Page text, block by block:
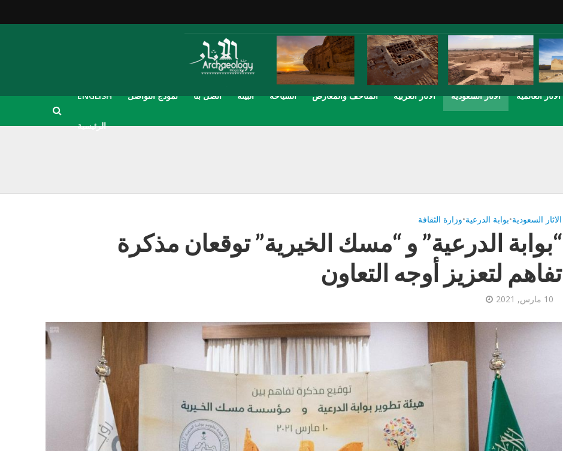
ENGLISH نموذج التواصل اتصل بنا البيئة السياحة المتاحف والمعارض الاثار العربية الاثار السعودية الاثار العالمية
الرئيسية
الاثار السعودية•بوابة الدرعية•وزارة الثقافة
“بوابة الدرعية” و “مسك الخيرية” توقعان مذكرة
تفاهم لتعزيز أوجه التعاون
10 مارس, 2021